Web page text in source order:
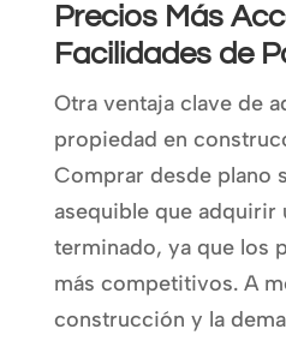
Precios Más
Facilidades de
Otra ventaja clave de
propiedad en
Comprar desde plano
asequible que adquirir
terminado, ya que los
más competitivos. A
construcción y la